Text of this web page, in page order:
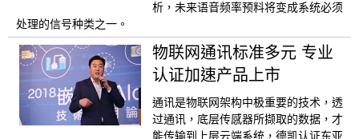
析，未来语音频率预料将变成系统必须
处理的信号种类之一。
物联网通讯标准多元 专业
认证加速产品上市
通讯是物联网架构中极重要的技术，透
过通讯，底层传感器所撷取的数据，才
能传输到上层云端系统，德凯认证东亚